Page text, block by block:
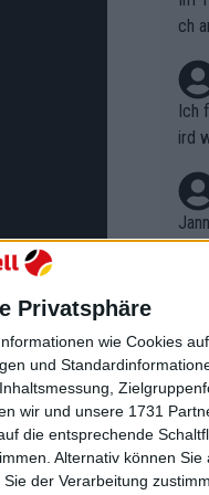
Privatsphäre
wie Cookies
und
wir und unsere 1731
die entsprechende
Alternativ können Sie
der Verarbeitung
befindet
Er
in
ch
Ich
ird
r in
em
t,
B.
on
n
nt.